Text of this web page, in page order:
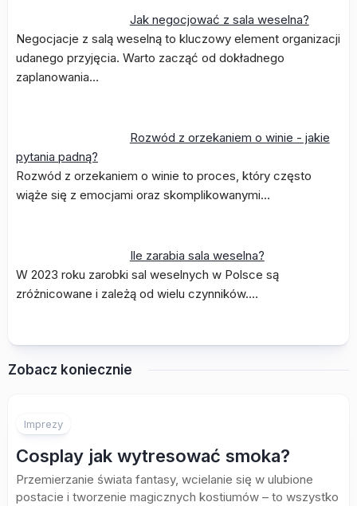
Jak negocjować z sala weselna?
Negocjacje z salą weselną to kluczowy element organizacji
udanego przyjęcia. Warto zacząć od dokładnego
zaplanowania…
Rozwód z orzekaniem o winie - jakie
pytania padną?
Rozwód z orzekaniem o winie to proces, który często
wiąże się z emocjami oraz skomplikowanymi…
Ile zarabia sala weselna?
W 2023 roku zarobki sal weselnych w Polsce są
zróżnicowane i zależą od wielu czynników.…
Zobacz koniecznie
Imprezy
Cosplay jak wytresować smoka?
Przemierzanie świata fantasy, wcielanie się w ulubione
postacie i tworzenie magicznych kostiumów – to wszystko